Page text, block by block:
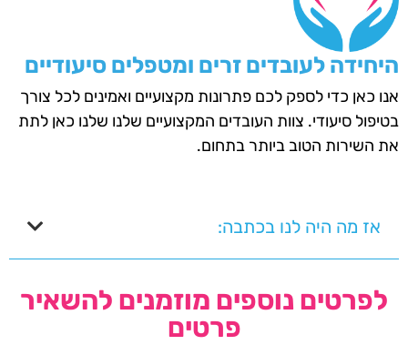
היחידה לעובדים זרים ומטפלים סיעודיים
אנו כאן כדי לספק לכם פתרונות מקצועיים ואמינים לכל צורך
בטיפול סיעודי. צוות העובדים המקצועיים שלנו שלנו כאן לתת
את השירות הטוב ביותר בתחום.
אז מה היה לנו בכתבה:
לפרטים נוספים מוזמנים להשאיר
פרטים